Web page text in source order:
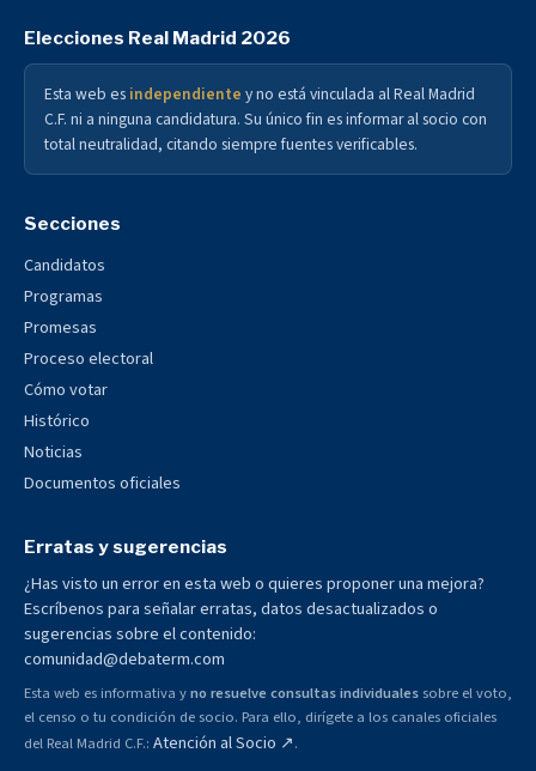
Elecciones Real Madrid 2026
Esta web es independiente y no está vinculada al Real Madrid
C.F. ni a ninguna candidatura. Su único fin es informar al socio con
total neutralidad, citando siempre fuentes verificables.
Secciones
Candidatos
Programas
Promesas
Proceso electoral
Cómo votar
Histórico
Noticias
Documentos oficiales
Erratas y sugerencias
¿Has visto un error en esta web o quieres proponer una mejora?
Escríbenos para señalar erratas, datos desactualizados o
sugerencias sobre el contenido:
comunidad@debaterm.com
Esta web es informativa yno resuelve consultas individuales sobre el voto,
el censo o tu condición de socio. Para ello, dirígete a los canales oficiales
del Real Madrid C.F.: Atención al Socio ↗.